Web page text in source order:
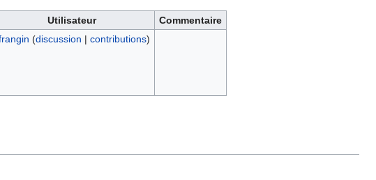
Utilisateur
Commentaire
(discussion | contributions)